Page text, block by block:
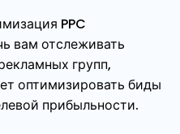
PPC
вам отслеживать
групп,
оптимизировать биды
прибыльности.